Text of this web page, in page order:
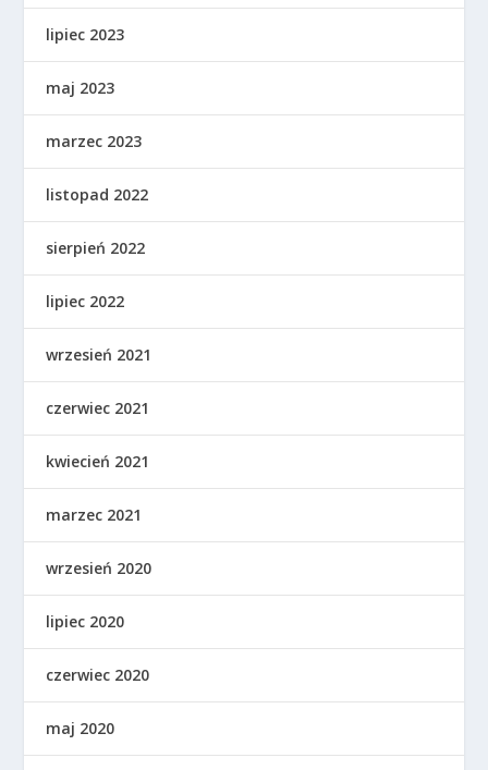
lipiec 2023
maj 2023
marzec 2023
listopad 2022
sierpień 2022
lipiec 2022
wrzesień 2021
czerwiec 2021
kwiecień 2021
marzec 2021
wrzesień 2020
lipiec 2020
czerwiec 2020
maj 2020